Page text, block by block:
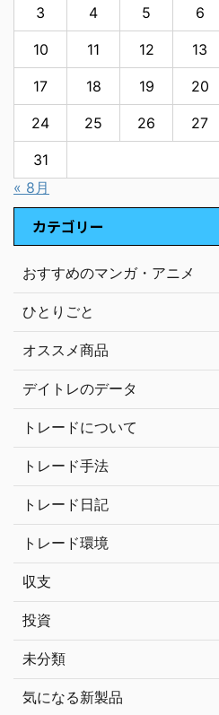
3 4 5 6
10 11 12 13
17 18 19 20
24 25 26 27
31
« 8月
カテゴリー
おすすめのマンガ・アニメ
ひとりごと
オススメ商品
デイトレのデータ
トレードについて
トレード手法
トレード日記
トレード環境
収支
投資
未分類
気になる新製品